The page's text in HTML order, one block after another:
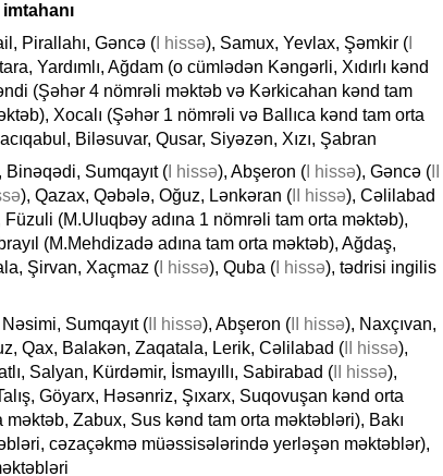
Pirallahı, Gəncə ( I hissə), Samux, Yevlax, Şəmkir (
Yardımlı, Ağdam (o cümlədən Kəngərli, Xıdırlı kənd
(Şəhər 4 nömrəli məktəb və Kərkicahan kənd tam
Xocalı (Şəhər 1 nömrəli və Ballıca kənd tam orta
Biləsuvar, Qusar, Siyəzən, Xızı, Şabran
Binəqədi, Sumqayıt ( I hissə), Abşeron ( I hissə), Gəncə (
), Qazax, Qəbələ, Oğuz, Lənkəran ( II hissə), Cəlilabad
(M.Uluqbəy adına 1 nömrəli tam orta məktəb),
(M.Mehdizadə adına tam orta məktəb), Ağdaş,
Şirvan, Xaçmaz ( I hissə), Quba ( I hissə), tədrisi ingilis
Sumqayıt ( II hissə), Abşeron ( II hissə), Naxçıvan,
Qax, Balakən, Zaqatala, Lerik, Cəlilabad ( II hissə),
Salyan, Kürdəmir, İsmayıllı, Sabirabad ( II hissə),
Göyarx, Həsənriz, Şıxarx, Suqovuşan kənd orta
Zabux, Sus kənd tam orta məktəbləri), Bakı
cəzaçəkmə müəssisələrində yerləşən məktəblər),